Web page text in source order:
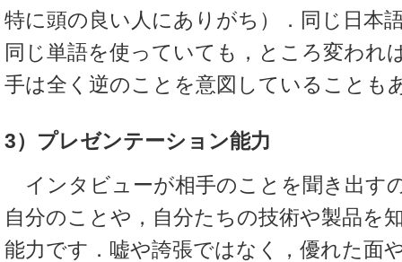
特に頭の良い人にありがち）．同じ日本
同じ単語を使っていても，ところ変われ
手は全く逆のことを意図していることも
3）プレゼンテーション能力
インタビューが相手のことを聞き出す
自分のことや，自分たちの技術や製品を
能力です．嘘や誇張ではなく，優れた面